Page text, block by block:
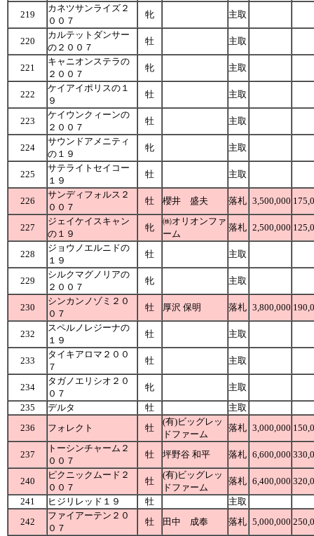
219
カネツサンライズ２
００７
牝 主取
220
カルテットダンサー
の２００７
牡 主取
221
キャニオンステラの
２００７
牝 主取
222
ケイアイポリスの１
９
牡 主取
223
ケイウンクィーンの
２００７
牡 主取
224
サウンドアメニティ
の１９
牝 主取
225
サテライトセイコー
１９
牡 主取
226
サンディフォルス２
００７
牡 櫻井 盛夫 落札 3,500,000
227
ジェイケイスキャン
の１９
牝
㈱オリオンファ
ーム
落札 2,500,000
228
ジョウノエルニドの
１９
牡 主取
229
シルクマグノリアの
２００７
牝 主取
230
シンカンノゾミ２０
０７
牡 厚沢 保明 落札 3,800,000
232
スペルノレジーナの
１９
牡 主取
233
タイキアロマ２００
７
牡 主取
234
タガノエリシオ２０
０７
牝
主取
235
デルタ 牡
主取
236
フォレクト 牡
(有)ビッグレッ
ドファーム
落札 3,000,000
237
トーシンチャーム２
００７
牡 坪野谷 和平 落札 6,600,000
240
ピクニックムード２
００７
牡
(有)ビッグレッ
ドファーム
落札 6,400,000
241
ヒジリレッド１９ 牡
主取
242
ファイアーテン２０
０７
牡 田中 成奉 落札 5,000,000